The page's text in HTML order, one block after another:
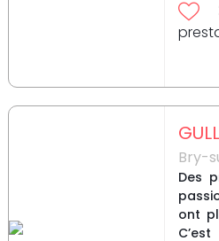
Bry-
Des
ont